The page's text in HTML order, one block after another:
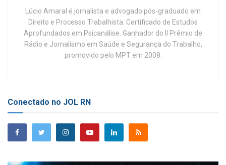
Lúcio Amaral é jornalista e advogado pós-graduado em
Direito e Processo Trabalhista. Certificado de Estudos
Aprofundados em Psicanálise. Ganhador do II Prêmio de
Rádio e Jornalismo em Saúde e Segurança do Trabalho,
promovido pelo MPT em 2008.
Conectado no JOL RN